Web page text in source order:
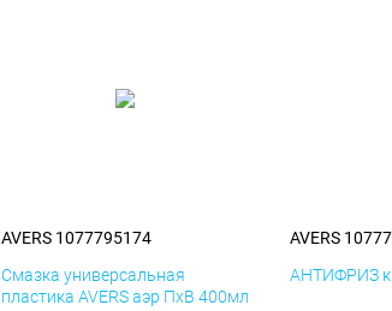
AVERS 1077795174
Смазка универсальная
пластика AVERS аэр ПхВ 400мл
AVERS
АНТИФРИЗ